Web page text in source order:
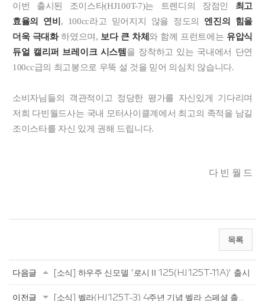
이번 출시된 조이스타(HJ100T-7)는 트렌디의 장점인 최고
효율의 연비 , 100cc라고 믿어지지 않을 정도의 엔진의 힘을
더욱 극대화하였으며, 보다 큰 차체 와 함께 프런트에는 유압식
듀얼 캘리퍼 브레이크 시스템 을 장착하고 있는 국내에서 단연
100cc급의 최고봉으로 우뚝 설 것을 믿어 의심치 않습니다.
소비자님들의 객관적이고 정당한 평가를 자신있게 기다리며
저희 다빈월드사는 국내 모터사이클계에서 최고의 족적을 남길
조이스타를 자신 있게 권해 드립니다.
다 빈 월 드
목록
다음글 [소식] 하우주 신모델 '로시Ⅱ125(HJ125T-11A)' 출시
이전글 [소식] 벨라(HJ125T-3) 4주년 기념 벨라 스페셜 출시[2007년 7월]